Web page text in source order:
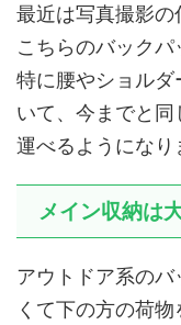
最近は写真撮影の
こちらのバックパ
特に腰やショル
いて、今までと
運べるようになり
メイン収納は
アウトドア系の
くて下の方の荷